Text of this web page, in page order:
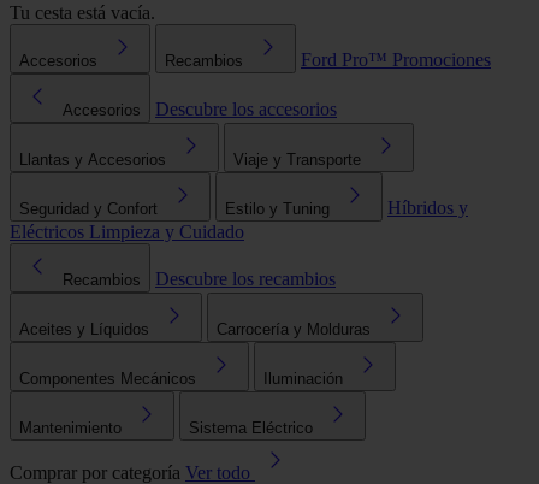
Tu cesta está vacía.
Accesorios Recambios Ford Pro™ Promociones
Accesorios Descubre los accesorios
Llantas y Accesorios Viaje y Transporte
Seguridad y Confort Estilo y Tuning
Híbridos y
Eléctricos Limpieza y Cuidado
Recambios Descubre los recambios
Aceites y Líquidos Carrocería y Molduras
Componentes Mecánicos Iluminación
Mantenimiento Sistema Eléctrico
Comprar por categoría Ver todo